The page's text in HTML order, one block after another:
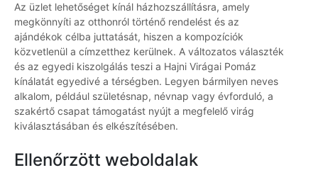
Az üzlet lehetőséget kínál házhozszállításra, amely
megkönnyíti az otthonról történő rendelést és az
ajándékok célba juttatását, hiszen a kompozíciók
közvetlenül a címzetthez kerülnek. A változatos választék
és az egyedi kiszolgálás teszi a Hajni Virágai Pomáz
kínálatát egyedivé a térségben. Legyen bármilyen neves
alkalom, például születésnap, névnap vagy évforduló, a
szakértő csapat támogatást nyújt a megfelelő virág
kiválasztásában és elkészítésében.
Ellenőrzött weboldalak